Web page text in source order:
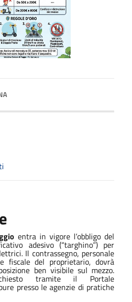
entra in vigore l’obbligo del
adesivo (“targhino”) per
Il contrassegno, personale
fiscale del proprietario, dovrà
ben visibile sul mezzo.
tramite il Portale
presso le agenzie di pratiche